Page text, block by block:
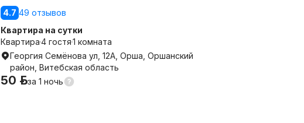
4.7 49 отзывов
Квартира на сутки
Квартира4 гостя1 комната
Георгия Семёнова ул, 12А, Орша, Оршанский
район, Витебская область
50 р.за 1 ночь